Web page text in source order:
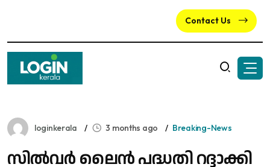
Contact Us
loginkerala 3 months ago Breaking-News
സി​ൽ​വ​ർ ലൈ​ൻ പ​ദ്ധ​തി റ​ദ്ദാ​ക്കി​